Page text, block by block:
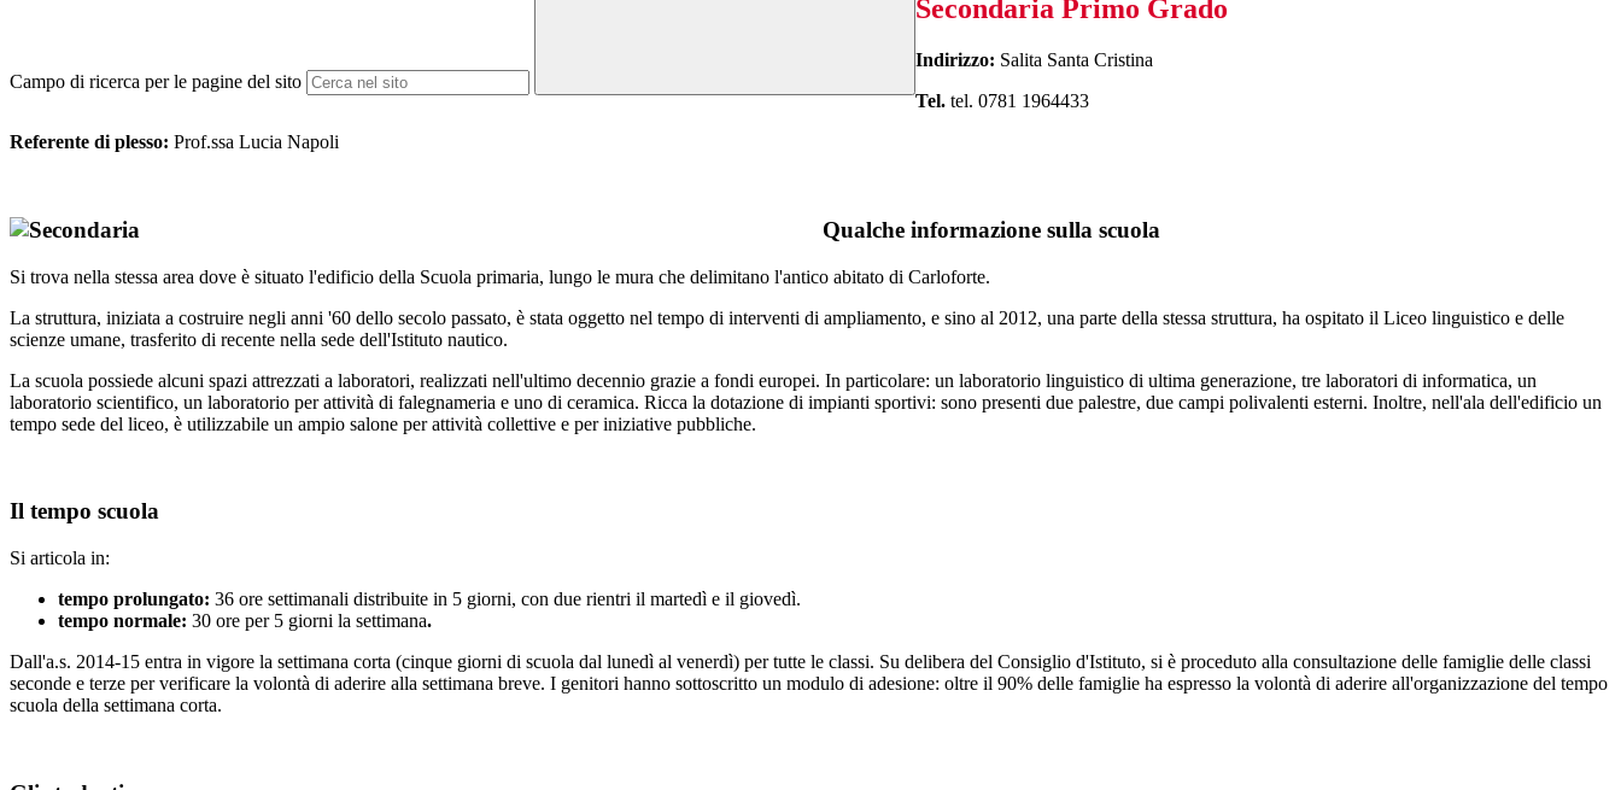
Campo di ricerca per le pagine del sito
Secondaria Primo Grado
Indirizzo: Salita Santa Cristina
Tel. tel. 0781 1964433
Referente di plesso: Prof.ssa Lucia Napoli
Qualche informazione sulla scuola
Si trova nella stessa area dove è situato l'edificio della Scuola primaria, lungo le mura che delimitano l'antico abitato di Carloforte.
La struttura, iniziata a costruire negli anni '60 dello secolo passato, è stata oggetto nel tempo di interventi di ampliamento, e sino al 2012, una parte della stessa struttura, ha ospitato il Liceo linguistico e delle
scienze umane, trasferito di recente nella sede dell'Istituto nautico.
La scuola possiede alcuni spazi attrezzati a laboratori, realizzati nell'ultimo decennio grazie a fondi europei. In particolare: un laboratorio linguistico di ultima generazione, tre laboratori di informatica, un
laboratorio scientifico, un laboratorio per attività di falegnameria e uno di ceramica. Ricca la dotazione di impianti sportivi: sono presenti due palestre, due campi polivalenti esterni. Inoltre, nell'ala dell'edificio un
tempo sede del liceo, è utilizzabile un ampio salone per attività collettive e per iniziative pubbliche.
Il tempo scuola
Si articola in:
tempo prolungato: 36 ore settimanali distribuite in 5 giorni, con due rientri il martedì e il giovedì.
tempo normale: 30 ore per 5 giorni la settimana.
Dall'a.s. 2014-15 entra in vigore la settimana corta (cinque giorni di scuola dal lunedì al venerdì) per tutte le classi. Su delibera del Consiglio d'Istituto, si è proceduto alla consultazione delle famiglie delle classi
seconde e terze per verificare la volontà di aderire alla settimana breve. I genitori hanno sottoscritto un modulo di adesione: oltre il 90% delle famiglie ha espresso la volontà di aderire all'organizzazione del tempo
scuola della settimana corta.